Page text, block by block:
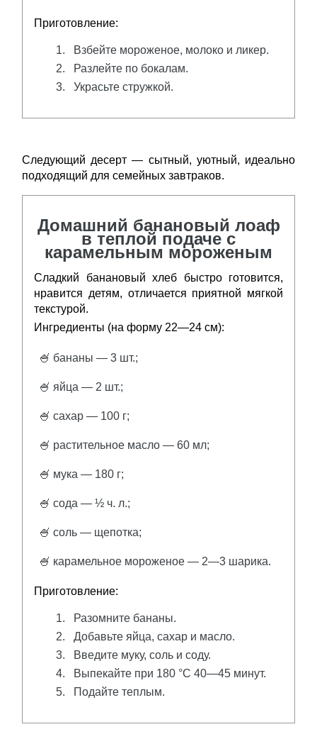
Приготовление:
Взбейте мороженое, молоко и ликер.
Разлейте по бокалам.
Украсьте стружкой.
Следующий десерт — сытный, уютный, идеально
подходящий для семейных завтраков.
Домашний банановый лоаф
в теплой подаче с
карамельным мороженым
Сладкий банановый хлеб быстро готовится,
нравится детям, отличается приятной мягкой
текстурой.
Ингредиенты (на форму 22—24 см):
🍧 бананы — 3 шт.;
🍧 яйца — 2 шт.;
🍧 сахар — 100 г;
🍧 растительное масло — 60 мл;
🍧 мука — 180 г;
🍧 сода — ½ ч. л.;
🍧 соль — щепотка;
🍧 карамельное мороженое — 2—3 шарика.
Приготовление:
Разомните бананы.
Добавьте яйца, сахар и масло.
Введите муку, соль и соду.
Выпекайте при 180 °C 40—45 минут.
Подайте теплым.